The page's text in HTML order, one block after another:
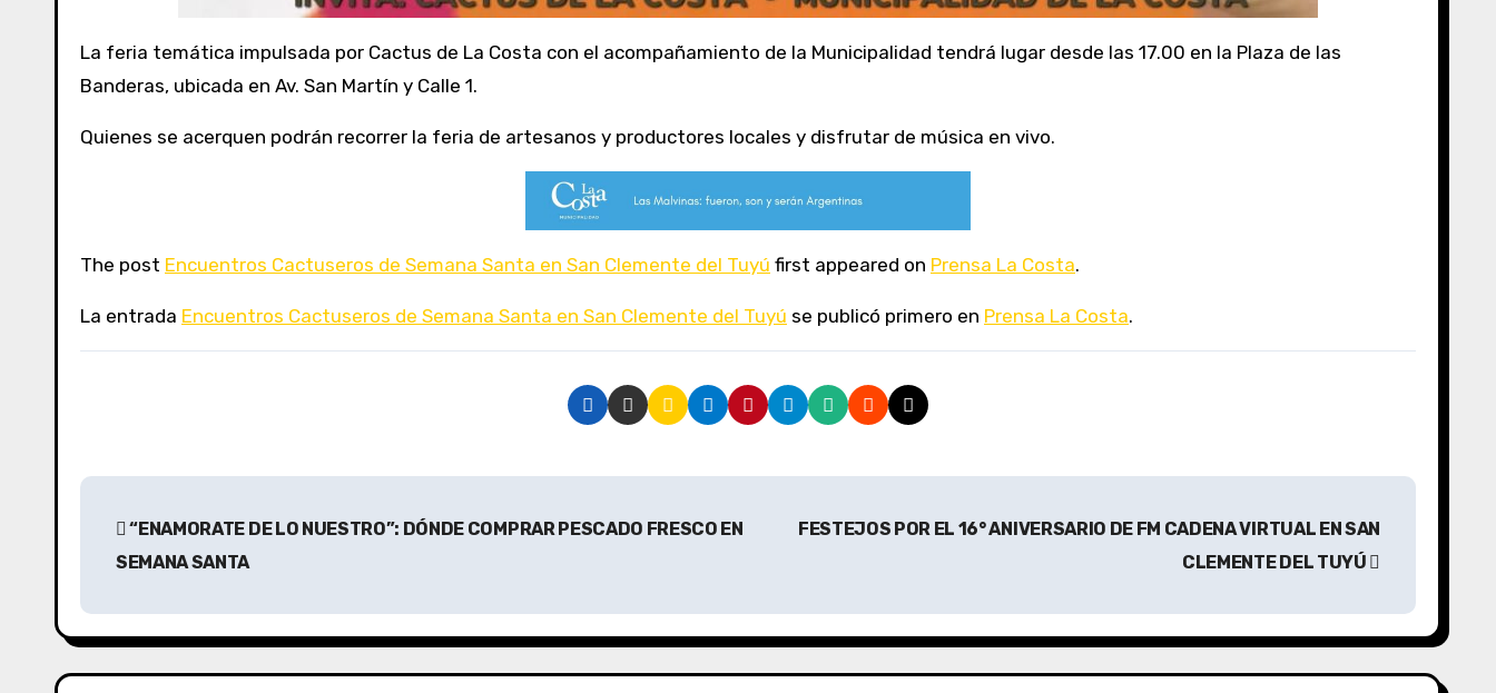
La feria temática impulsada por Cactus de La Costa con el acompañamiento de la Municipalidad tendrá lugar desde las 17.00 en la Plaza de las
Banderas, ubicada en Av. San Martín y Calle 1.
Quienes se acerquen podrán recorrer la feria de artesanos y productores locales y disfrutar de música en vivo.
The post Encuentros Cactuseros de Semana Santa en San Clemente del Tuyú first appeared on Prensa La Costa.
La entrada Encuentros Cactuseros de Semana Santa en San Clemente del Tuyú se publicó primero en Prensa La Costa.
N
e
g
“ENAMORATE DE LO NUESTRO”: DÓNDE COMPRAR PESCADO FRESCO EN
SEMANA SANTA
FESTEJOS POR EL 16° ANIVERSARIO DE FM CADENA VIRTUAL EN SAN
CLEMENTE DEL TUYÚ